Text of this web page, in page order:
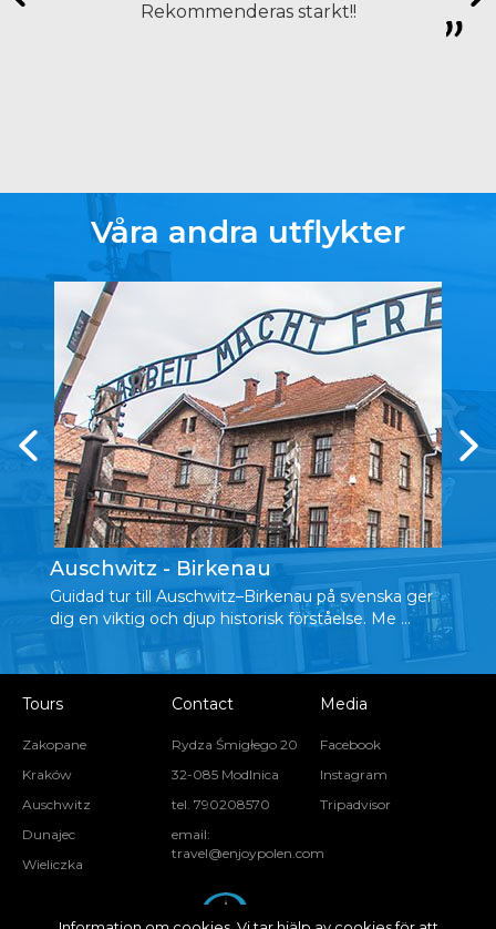
Rekommenderas starkt!!
Våra andra utflykter
Auschwitz - Birkenau
Guidad tur till Auschwitz–Birkenau på svenska ger
dig en viktig och djup historisk förståelse. Me ...
Tours
Zakopane
Kraków
Auschwitz
Dunajec
Wieliczka
Contact
Rydza Śmigłego 20
32-085 Modlnica
tel. 790208570
email:
travel@enjoypolen.com
Media
Facebook
Instagram
Tripadvisor